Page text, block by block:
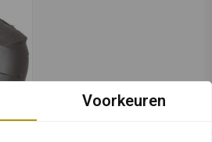
Voorkeuren